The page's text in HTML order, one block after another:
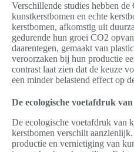
Verschillende studies hebben
kunstkerstbomen en echte
kerstbomen, afkomstig uit
gedurende hun groei CO2
daarentegen, gemaakt van
veroorzaken bij hun productie
contrast laat zien dat de keuze
een minder belastend effect op
De ecologische voetafdruk
De ecologische voetafdruk van
kerstbomen verschilt
productie en vernietiging van